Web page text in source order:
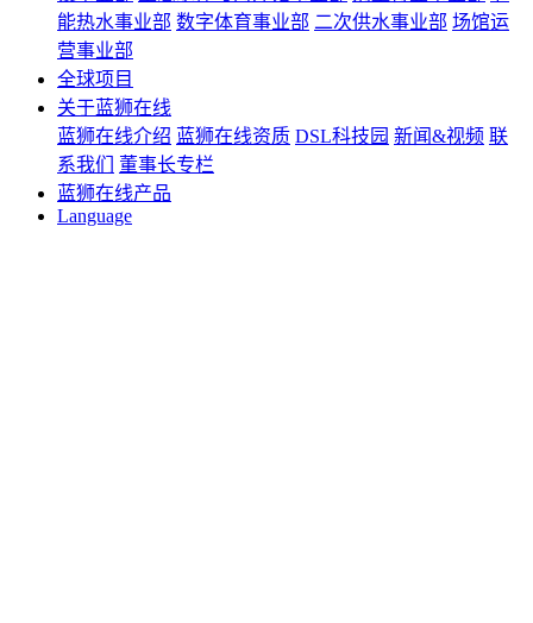
能热水事业部 数字体育事业部 二次供水事业部 场馆运
营事业部
全球项目
关于蓝狮在线
蓝狮在线介绍 蓝狮在线资质 DSL科技园 新闻&视频 联
系我们
董事长专栏
蓝狮在线产品
Language